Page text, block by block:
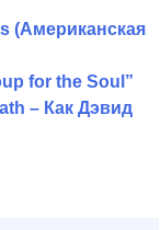
(Американская
for the Soul”
– Как Дэвид